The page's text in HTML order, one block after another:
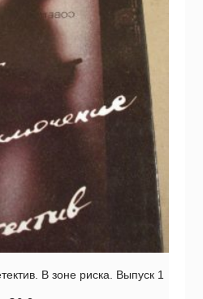
В зоне риска. Выпуск 1